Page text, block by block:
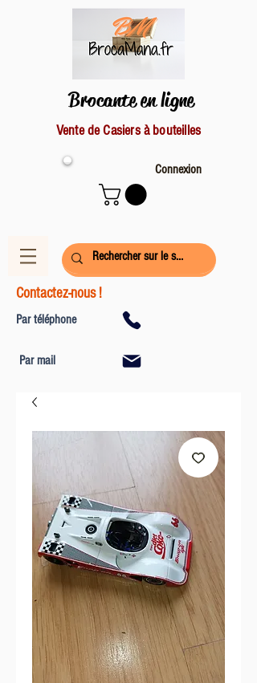
Brocante en ligne
Vente de Casiers à bouteilles
Connexion
Contactez-nous !
Par téléphone
Par mail